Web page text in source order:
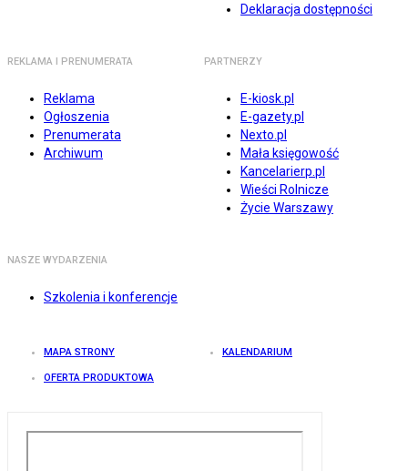
Deklaracja dostępności
REKLAMA I PRENUMERATA
Reklama
Ogłoszenia
Prenumerata
Archiwum
PARTNERZY
E-kiosk.pl
E-gazety.pl
Nexto.pl
Mała księgowość
Kancelarierp.pl
Wieści Rolnicze
Życie Warszawy
NASZE WYDARZENIA
Szkolenia i konferencje
MAPA STRONY KALENDARIUM
OFERTA PRODUKTOWA